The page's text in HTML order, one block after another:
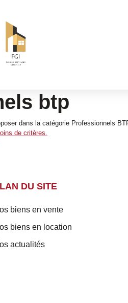
btp
dans la catégorie Professionnels
de critères.
DU SITE
biens en vente
biens en location
actualités